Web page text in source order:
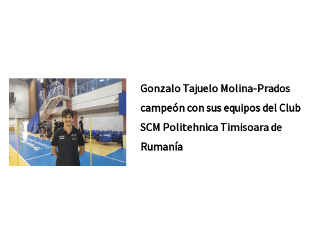
Gonzalo Tajuelo Molina-Prados
campeón con sus equipos del Club
SCM Politehnica Timisoara de
Rumanía